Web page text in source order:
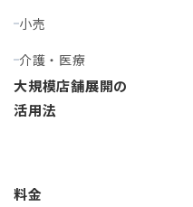
小売
介護・医療
大規模店舗展開の
活用法
料金